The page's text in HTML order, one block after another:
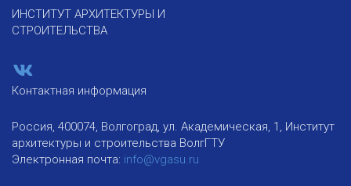
ИНСТИТУТ АРХИТЕКТУРЫ И
СТРОИТЕЛЬСТВА
Контактная информация
Россия, 400074, Волгоград, ул. Академическая, 1, Институт
архитектуры и строительства ВолгГТУ
Электронная почта: info@vgasu.ru